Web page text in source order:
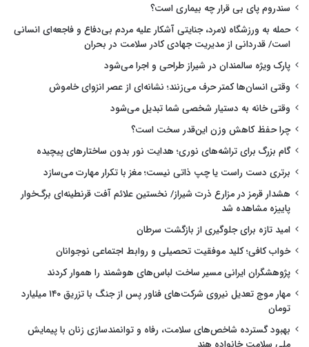
سندروم پای بی قرار چه بیماری است؟
حمله به ورزشگاه لامرد، جنایتی آشکار علیه مردم بی‌دفاع و فاجعه‌ای انسانی
است/ قدردانی از مدیریت جهادی کادر سلامت در بحران
پارک ویژه سالمندان در شیراز طراحی و اجرا می‌شود
وقتی انسان‌ها کمتر حرف می‌زنند؛ نشانه‌ای از عصر انزوای خاموش
وقتی خانه به دستیار شخصی شما تبدیل می‌شود
چرا حفظ کاهش وزن این‌قدر سخت است؟
گام بزرگ برای تراشه‌های نوری؛ هدایت نور بدون ساختارهای پیچیده
برتری دست راست یا چپ ذاتی نیست؛ مغز با تکرار مهارت می‌سازد
هشدار قرمز در مزارع ذرت شیراز/ نخستین علائم آفت قرنطینه‌ای برگ‌خوار
پاییزه مشاهده شد
امید تازه برای جلوگیری از بازگشت سرطان
خواب کافی؛ کلید موفقیت تحصیلی و روابط اجتماعی نوجوانان
پژوهشگران ایرانی مسیر ساخت لباس‌های هوشمند را هموار کردند
مهار موج تعدیل نیروی شرکت‌های فناور پس از جنگ با تزریق ۱۴۰ میلیارد
تومان
بهبود گسترده شاخص‌های سلامت، رفاه و توانمندسازی زنان با پیمایش